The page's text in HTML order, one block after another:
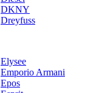
DKNY
Dreyfuss
Elysee
Emporio Armani
Epos